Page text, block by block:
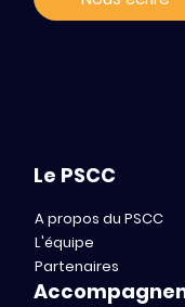
Le PSCC
A propos du PSCC
L'équipe
Partenaires